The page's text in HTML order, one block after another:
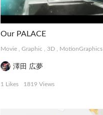
Our PALACE
Movie Graphic 3D MotionGraphics
澤田 広夢
1 Likes 1819 Views